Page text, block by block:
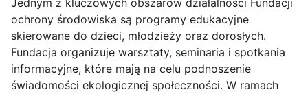
Jednym z kluczowych obszarów działalności Fundacji
ochrony środowiska są programy edukacyjne
skierowane do dzieci, młodzieży oraz dorosłych.
Fundacja organizuje warsztaty, seminaria i spotkania
informacyjne, które mają na celu podnoszenie
świadomości ekologicznej społeczności. W ramach